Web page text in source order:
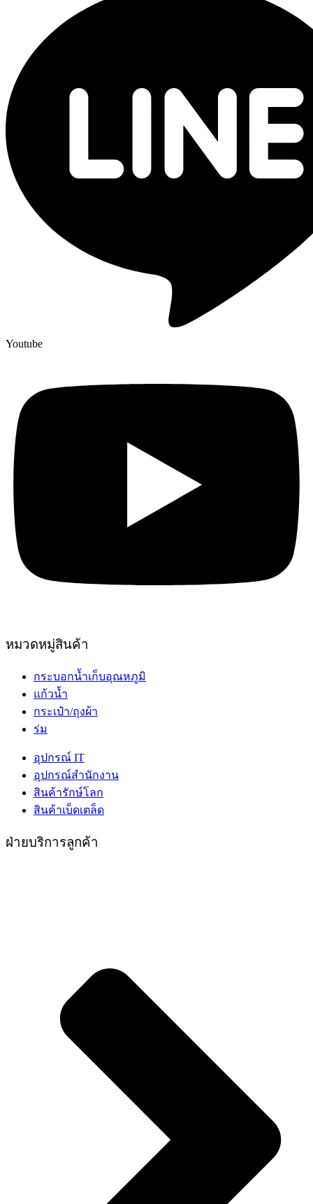
Youtube
หมวดหมู่สินค้า
กระบอกน้ำเก็บอุณหภูมิ
แก้วน้ำ
กระเป๋า/ถุงผ้า
ร่ม
อุปกรณ์ IT
อุปกรณ์สำนักงาน
สินค้ารักษ์โลก
สินค้าเบ็ดเตล็ด
ฝ่ายบริการลูกค้า